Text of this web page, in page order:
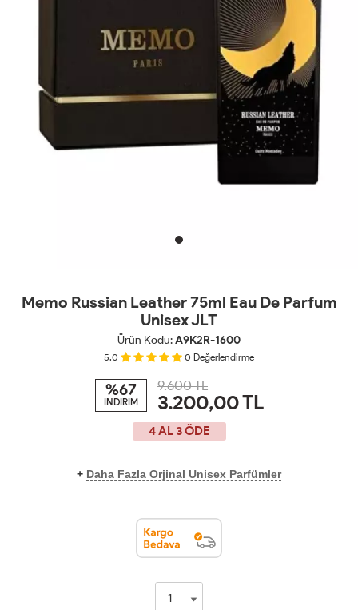
Memo Russian Leather 75ml Eau De Parfum
Unisex JLT
Ürün Kodu:A9K2R-1600
5.0 0 Değerlendirme
%67
İNDİRİM
9.600 TL
3.200,00TL
4 AL 3 ÖDE
+ Daha Fazla Orjinal Unisex Parfümler